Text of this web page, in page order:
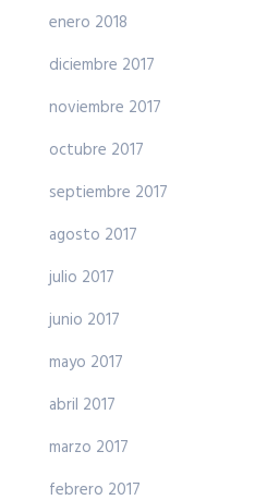
enero 2018
diciembre 2017
noviembre 2017
octubre 2017
septiembre 2017
agosto 2017
julio 2017
junio 2017
mayo 2017
abril 2017
marzo 2017
febrero 2017